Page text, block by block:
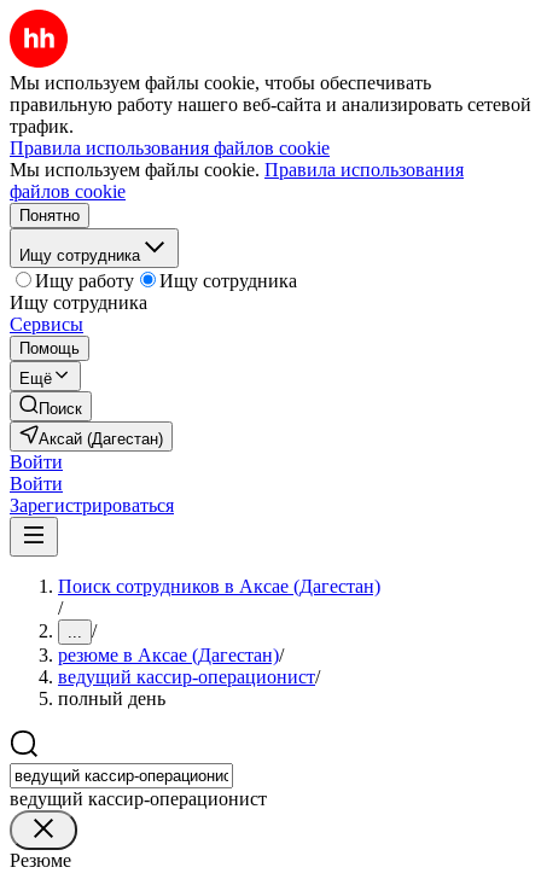
Мы используем файлы cookie, чтобы обеспечивать
правильную работу нашего веб-сайта и анализировать сетевой
трафик.
Правила использования файлов cookie
Мы используем файлы cookie. Правила использования
файлов cookie
Понятно
Ищу сотрудника
Ищу работу
Ищу сотрудника
Ищу сотрудника
Сервисы
Помощь
Ещё
Поиск
Аксай (Дагестан)
Войти
Войти
Зарегистрироваться
Поиск сотрудников в Аксае (Дагестан)
/
... /
резюме в Аксае (Дагестан)/
ведущий кассир-операционист/
полный день
ведущий кассир-операционист
Резюме